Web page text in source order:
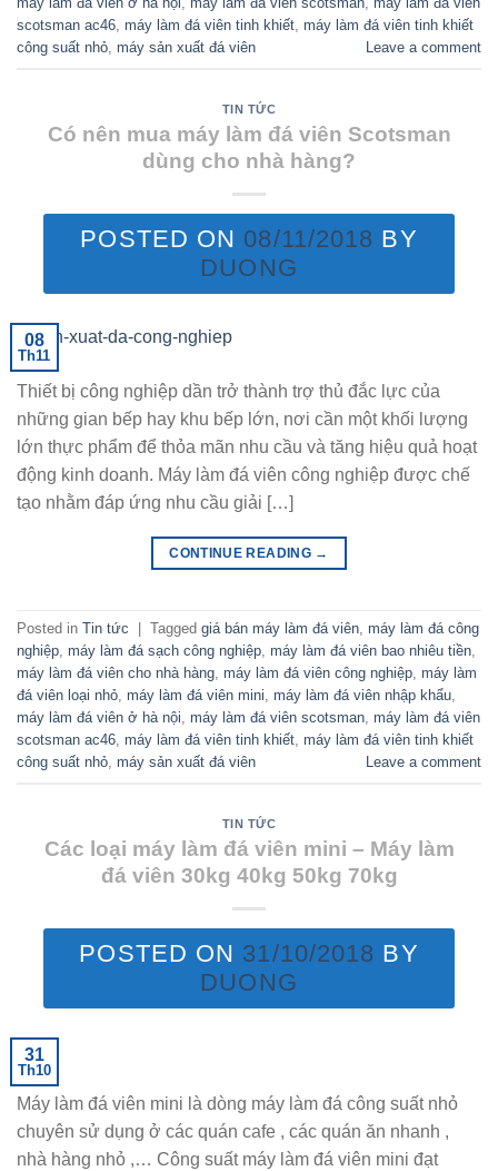
scotsman ac46, máy làm đá viên tinh khiết, máy làm đá viên tinh khiết
công suất nhỏ, máy sản xuất đá viên Leave a comment
TIN TỨC
Có nên mua máy làm đá viên Scotsman
dùng cho nhà hàng?
POSTED ON 08/11/2018 BY
DUONG
08
Th11
Thiết bị công nghiệp dần trở thành trợ thủ đắc lực của
những gian bếp hay khu bếp lớn, nơi cần một khối lượng
lớn thực phẩm để thỏa mãn nhu cầu và tăng hiệu quả hoạt
động kinh doanh. Máy làm đá viên công nghiệp được chế
tạo nhằm đáp ứng nhu cầu giải […]
CONTINUE READING →
Posted in Tin tức Tagged giá bán máy làm đá viên, máy làm đá công
nghiệp, máy làm đá sạch công nghiệp, máy làm đá viên bao nhiêu tiền,
máy làm đá viên cho nhà hàng, máy làm đá viên công nghiệp, máy làm
đá viên loại nhỏ, máy làm đá viên mini, máy làm đá viên nhập khẩu,
máy làm đá viên ở hà nội, máy làm đá viên scotsman, máy làm đá viên
scotsman ac46, máy làm đá viên tinh khiết, máy làm đá viên tinh khiết
công suất nhỏ, máy sản xuất đá viên Leave a comment
TIN TỨC
Các loại máy làm đá viên mini – Máy làm
đá viên 30kg 40kg 50kg 70kg
POSTED ON 31/10/2018 BY
DUONG
31
Th10
Máy làm đá viên mini là dòng máy làm đá công suất nhỏ
chuyên sử dụng ở các quán cafe , các quán ăn nhanh ,
nhà hàng nhỏ ,… Công suất máy làm đá viên mini đạt